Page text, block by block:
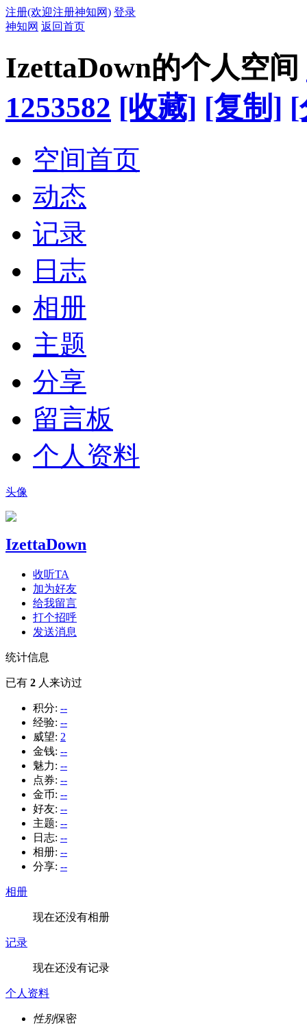
注册(欢迎注册神知网) 登录
神知网 返回首页
IzettaDown的个人空间
1253582 [收藏] [复制] [
空间首页
动态
记录
日志
相册
主题
分享
留言板
个人资料
头像
IzettaDown
收听TA
加为好友
给我留言
打个招呼
发送消息
统计信息
已有 2 人来访过
积分: --
经验: --
威望: 2
金钱: --
魅力: --
点券: --
金币: --
好友: --
主题: --
日志: --
相册: --
分享: --
相册
现在还没有相册
记录
现在还没有记录
个人资料
性别保密